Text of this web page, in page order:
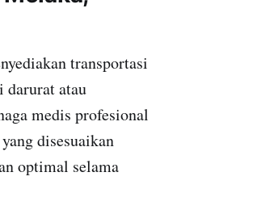
transportasi
darurat atau
medis profesional
disesuaikan
optimal selama